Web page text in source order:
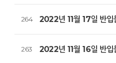
264 2022년 11월 17일 반입
263 2022년 11월 16일 반입